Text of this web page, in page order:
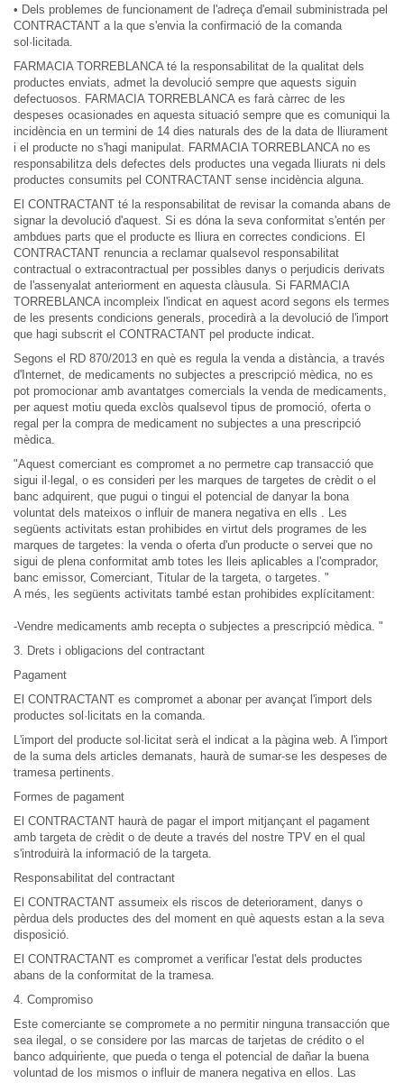
• Dels problemes de funcionament de l'adreça d'email subministrada pel
CONTRACTANT a la que s'envia la confirmació de la comanda
sol·licitada.
FARMACIA TORREBLANCA té la responsabilitat de la qualitat dels
productes enviats, admet la devolució sempre que aquests siguin
defectuosos. FARMACIA TORREBLANCA es farà càrrec de les
despeses ocasionades en aquesta situació sempre que es comuniqui la
incidència en un termini de 14 dies naturals des de la data de lliurament
i el producte no s'hagi manipulat. FARMACIA TORREBLANCA no es
responsabilitza dels defectes dels productes una vegada lliurats ni dels
productes consumits pel CONTRACTANT sense incidència alguna.
El CONTRACTANT té la responsabilitat de revisar la comanda abans de
signar la devolució d'aquest. Si es dóna la seva conformitat s'entén per
ambdues parts que el producte es lliura en correctes condicions. El
CONTRACTANT renuncia a reclamar qualsevol responsabilitat
contractual o extracontractual per possibles danys o perjudicis derivats
de l'assenyalat anteriorment en aquesta clàusula. Si FARMACIA
TORREBLANCA incompleix l'indicat en aquest acord segons els termes
de les presents condicions generals, procedirà a la devolució de l'import
que hagi subscrit el CONTRACTANT pel producte indicat.
Segons el RD 870/2013 en què es regula la venda a distància, a través
d'Internet, de medicaments no subjectes a prescripció mèdica, no es
pot promocionar amb avantatges comercials la venda de medicaments,
per aquest motiu queda exclòs qualsevol tipus de promoció, oferta o
regal per la compra de medicament no subjectes a una prescripció
mèdica.
"Aquest comerciant es compromet a no permetre cap transacció que
sigui il·legal, o es consideri per les marques de targetes de crèdit o el
banc adquirent, que pugui o tingui el potencial de danyar la bona
voluntat dels mateixos o influir de manera negativa en ells . Les
següents activitats estan prohibides en virtut dels programes de les
marques de targetes: la venda o oferta d'un producte o servei que no
sigui de plena conformitat amb totes les lleis aplicables a l'comprador,
banc emissor, Comerciant, Titular de la targeta, o targetes. "
A més, les següents activitats també estan prohibides explícitament:
-Vendre medicaments amb recepta o subjectes a prescripció mèdica. "
3. Drets i obligacions del contractant
Pagament
El CONTRACTANT es compromet a abonar per avançat l'import dels
productes sol·licitats en la comanda.
L'import del producte sol·licitat serà el indicat a la pàgina web. A l'import
de la suma dels articles demanats, haurà de sumar-se les despeses de
tramesa pertinents.
Formes de pagament
El CONTRACTANT haurà de pagar el import mitjançant el pagament
amb targeta de crèdit o de deute a través del nostre TPV en el qual
s'introduirà la informació de la targeta.
Responsabilitat del contractant
El CONTRACTANT assumeix els riscos de deteriorament, danys o
pèrdua dels productes des del moment en què aquests estan a la seva
disposició.
El CONTRACTANT es compromet a verificar l'estat dels productes
abans de la conformitat de la tramesa.
4. Compromiso
Este comerciante se compromete a no permitir ninguna transacción que
sea ilegal, o se considere por las marcas de tarjetas de crédito o el
banco adquiriente, que pueda o tenga el potencial de dañar la buena
voluntad de los mismos o influir de manera negativa en ellos. Las